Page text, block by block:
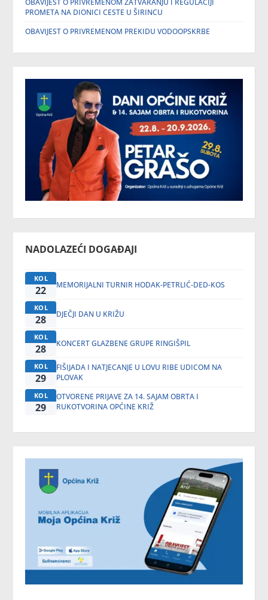
OBAVIJEST O PRIVREMENOM ZATVARANJU I REGULACIJI
PROMETA NA DIONICI CESTE U ŠIRINCU
OBAVIJEST O PRIVREMENOM PREKIDU VODOOPSKRBE
NADOLAZEĆI DOGAĐAJI
KOL
22 MEMORIJALNI TURNIR HODAK-PETRLIĆ-DED-KOS
KOL
28 DJEČJI DAN U KRIŽU
KOL
28 KONCERT GLAZBENE GRUPE RINGIŠPIL
KOL
29
FIŠIJADA I NATJECANJE U LOVU RIBE UDICOM NA
PLOVAK
KOL
29
OTVORENE PRIJAVE ZA 14. SAJAM OBRTA I
RUKOTVORINA OPĆINE KRIŽ